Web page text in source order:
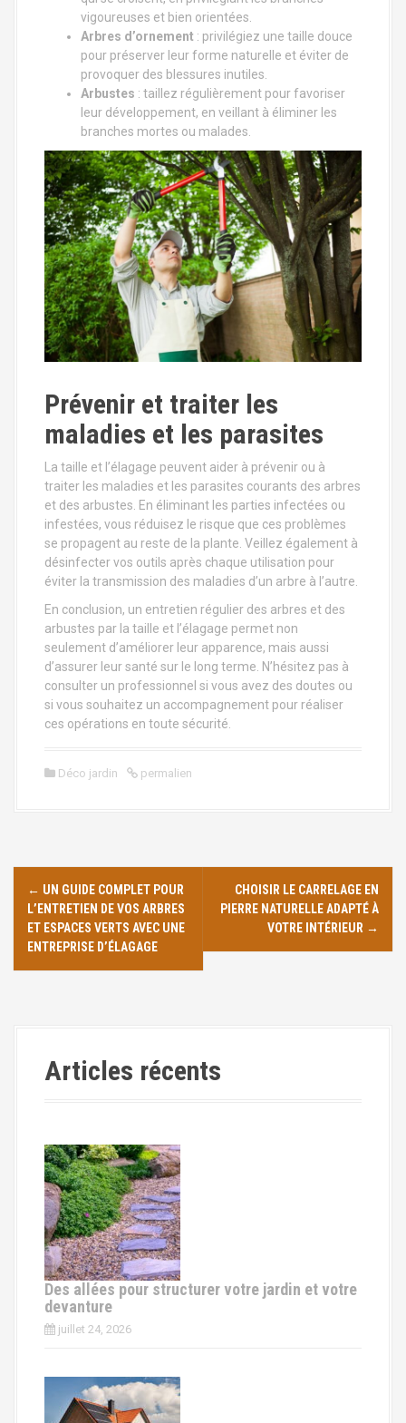
vigoureuses et bien orientées.
Arbres d’ornement : privilégiez une taille douce
pour préserver leur forme naturelle et éviter de
provoquer des blessures inutiles.
Arbustes : taillez régulièrement pour favoriser
leur développement, en veillant à éliminer les
branches mortes ou malades.
Prévenir et traiter les
maladies et les parasites
La taille et l’élagage peuvent aider à prévenir ou à
traiter les maladies et les parasites courants des arbres
et des arbustes. En éliminant les parties infectées ou
infestées, vous réduisez le risque que ces problèmes
se propagent au reste de la plante. Veillez également à
désinfecter vos outils après chaque utilisation pour
éviter la transmission des maladies d’un arbre à l’autre.
En conclusion, un entretien régulier des arbres et des
arbustes par la taille et l’élagage permet non
seulement d’améliorer leur apparence, mais aussi
d’assurer leur santé sur le long terme. N’hésitez pas à
consulter un professionnel si vous avez des doutes ou
si vous souhaitez un accompagnement pour réaliser
ces opérations en toute sécurité.
Déco jardin permalien
N← UN GUIDE COMPLET POUR
L’ENTRETIEN DE VOS ARBRES
ET ESPACES VERTS AVEC UNE
ENTREPRISE D’ÉLAGAGE
CHOISIR LE CARRELAGE EN
PIERRE NATURELLE ADAPTÉ À
VOTRE INTÉRIEUR →
Articles récents
Des allées pour structurer votre jardin et votre
devanture
juillet 24, 2026